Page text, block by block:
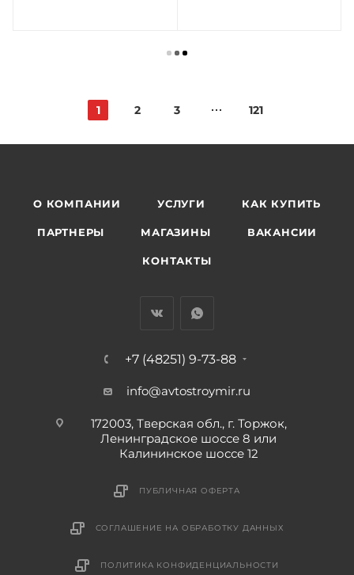
1 2 3 121
О КОМПАНИИ УСЛУГИ КАК КУПИТЬ
ПАРТНЕРЫ МАГАЗИНЫ ВАКАНСИИ
КОНТАКТЫ
+7 (48251) 9-73-88
info@avtostroymir.ru
172003, Тверская обл., г. Торжок,
Ленинградское шоссе 8 или
Калининское шоссе 12
ПУБЛИЧНАЯ ОФЕРТА
СОГЛАШЕНИЕ НА ОБРАБОТКУ ДАННЫХ
ПОЛИТИКА КОНФИДЕНЦИАЛЬНОСТИ